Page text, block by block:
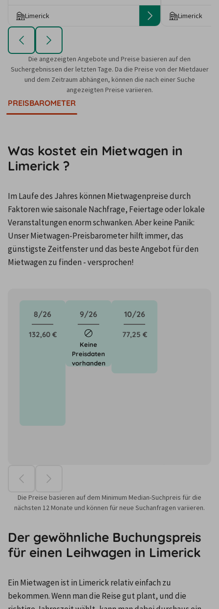
Limerick Limerick
Die angezeigten Angebote und Preise basieren auf den
Suchergebnissen der letzten Tage. Da die Preise von der Mietdauer
und dem Zeitraum abhängen, können die nach einer Suche
angezeigten Preise variieren.
PREISBAROMETER
Was kostet ein Mietwagen in
Limerick ?
Im Laufe des Jahres können Mietwagenpreise durch
Faktoren wie saisonale Nachfrage, Feiertage oder lokale
Veranstaltungen enorm schwanken. Aber keine Panik:
Unser Mietwagen-Preisbarometer hilft immer, das
günstigste Zeitfenster und das beste Angebot für den
Mietwagen zu finden - versprochen!
8/26
132,60 €
9/26
Keine
Preisdaten
vorhanden
10/26
77,25 €
Die Preise basieren auf dem Minimum Median-Suchpreis für die
nächsten 12 Monate und können für neue Suchanfragen variieren.
Der gewöhnliche Buchungspreis
für einen Leihwagen in Limerick
Ein Mietwagen ist in Limerick relativ einfach zu
bekommen. Wenn man die Reise gut plant, und die